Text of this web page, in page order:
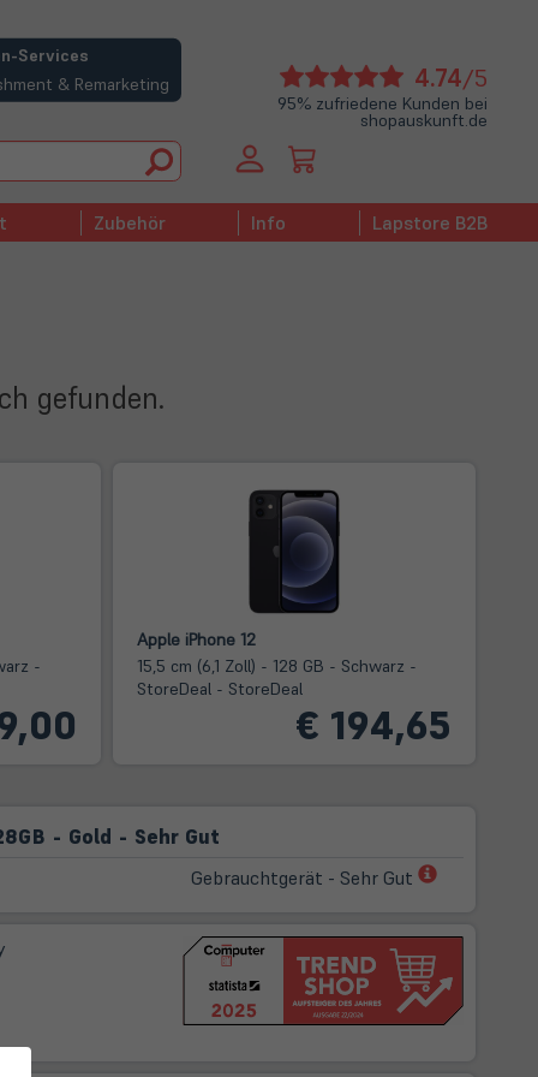
Services
& Remarketing 4.74/5
95% zufriedene Kunden bei
shopauskunft.de
Zubehör Info Lapstore B2B
gefunden.
-
Apple iPhone 12
15,5 cm (6,1 Zoll) - 128 GB - Schwarz -
StoreDeal - StoreDeal
€ 194,65
- Gold - Sehr Gut
Gebrauchtgerät - Sehr Gut
(öffnet